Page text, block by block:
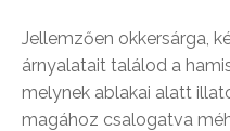
Jellemzően okkersárga,
árnyalatait találod a
melynek ablakai alatt
magához csalogatva